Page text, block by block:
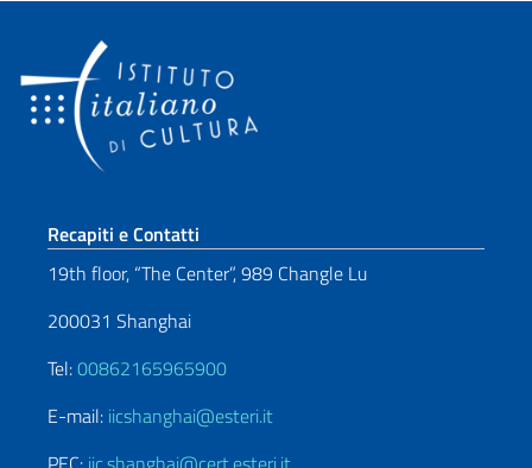
Sezione footer
Recapiti e Contatti
19th floor, “The Center”, 989 Changle Lu
200031 Shanghai
Tel:00862165965900
E-mail: iicshanghai@esteri.it